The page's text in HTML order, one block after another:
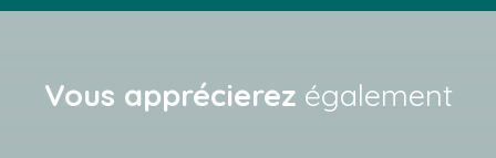
Vous apprécierez également